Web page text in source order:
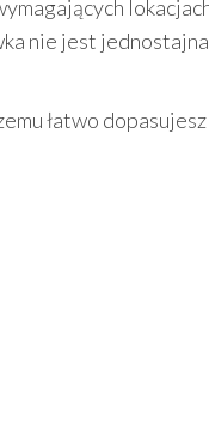
nie jest
łatwo